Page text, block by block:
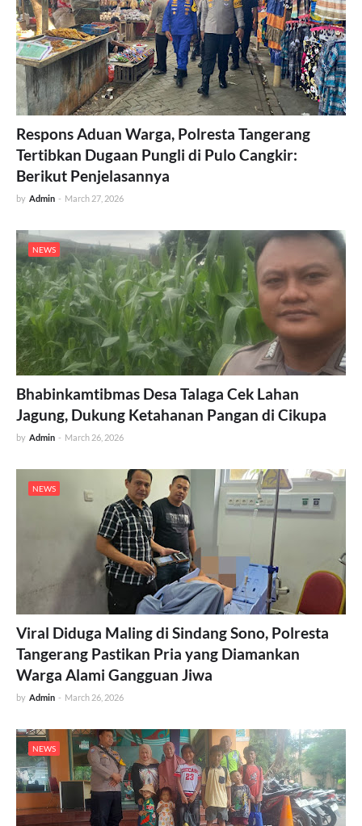
Respons Aduan Warga, Polresta Tangerang
Tertibkan Dugaan Pungli di Pulo Cangkir:
Berikut Penjelasannya
by Admin - March 27, 2026
NEWS
Bhabinkamtibmas Desa Talaga Cek Lahan
Jagung, Dukung Ketahanan Pangan di Cikupa
by Admin - March 26, 2026
NEWS
Viral Diduga Maling di Sindang Sono, Polresta
Tangerang Pastikan Pria yang Diamankan
Warga Alami Gangguan Jiwa
by Admin - March 26, 2026
NEWS